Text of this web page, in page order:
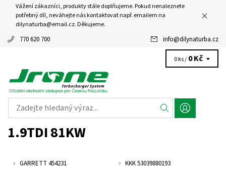
Vážení zákazníci, produkty stále doplňujeme. Pokud nenaleznete
potřebný díl, neváhejte nás kontaktovat např. emailem na
dilynaturba@email.cz. Děkujeme.
770 620 700 info@dilynaturba.cz
0 ks / 0 Kč
1.9TDI 81KW
GARRETT 454231 KKK 53039880193